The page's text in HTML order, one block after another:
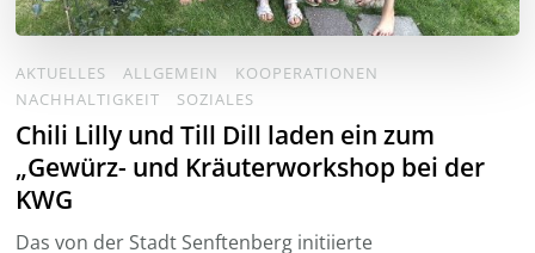
AKTUELLES ALLGEMEIN
KOOPERATIONEN
NACHHALTIGKEIT
SOZIALES
Chili Lilly und Till Dill laden ein zum
„Gewürz- und Kräuterworkshop bei der
KWG
Das von der Stadt Senftenberg initiierte